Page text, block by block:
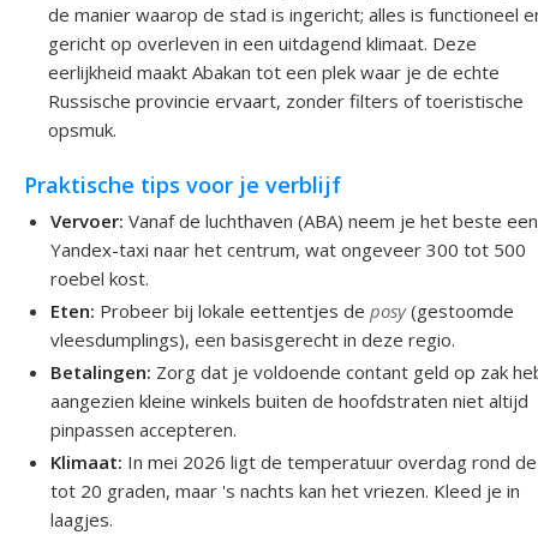
de manier waarop de stad is ingericht; alles is functioneel
gericht op overleven in een uitdagend klimaat. Deze
eerlijkheid maakt Abakan tot een plek waar je de echte
Russische provincie ervaart, zonder filters of toeristische
opsmuk.
Praktische tips voor je verblijf
Vervoer: Vanaf de luchthaven (ABA) neem je het beste een
Yandex-taxi naar het centrum, wat ongeveer 300 tot 500
roebel kost.
Eten: Probeer bij lokale eettentjes deposy(gestoomde
vleesdumplings), een basisgerecht in deze regio.
Betalingen: Zorg dat je voldoende contant geld op zak
aangezien kleine winkels buiten de hoofdstraten niet altijd
pinpassen accepteren.
Klimaat: In mei 2026 ligt de temperatuur overdag rond
tot 20 graden, maar 's nachts kan het vriezen. Kleed je in
laagjes.